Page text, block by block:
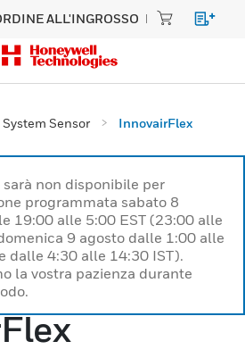
ALL'INGROSSO
System Sensor InnovairFlex
sarà non disponibile per
programmata sabato 8
19:00 alle 5:00 EST (23:00 alle
9 agosto dalle 1:00 alle
dalle 4:30 alle 14:30 IST).
la vostra pazienza durante